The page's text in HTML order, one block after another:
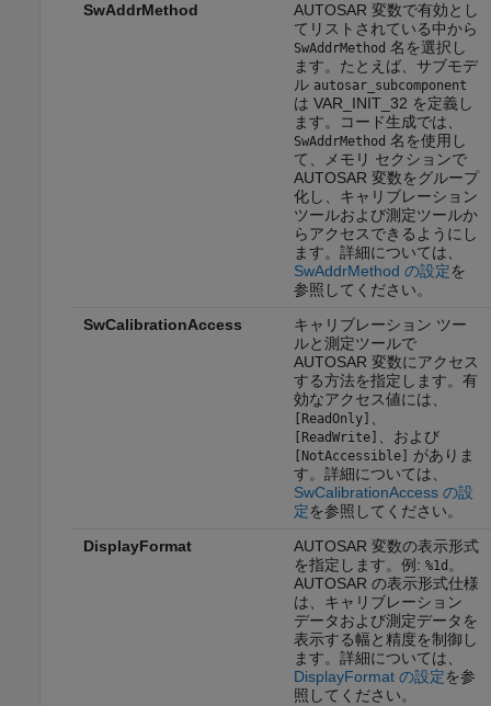
SwAddrMethod
AUTOSAR 変数で有効とし
てリストされている中から
SwAddrMethod 名を選択し
ます。たとえば、サブモデ
ル autosar_subcomponent
は VAR_INIT_32 を定義し
ます。コード生成では、
SwAddrMethod 名を使用し
て、メモリ セクションで
AUTOSAR 変数をグループ
化し、キャリブレーション
ツールおよび測定ツールか
らアクセスできるようにし
ます。詳細については、
SwAddrMethod の設定を
参照してください。
SwCalibrationAccess
キャリブレーション ツー
ルと測定ツールで
AUTOSAR 変数にアクセス
する方法を指定します。有
効なアクセス値には、
[ReadOnly] 、
[ReadWrite] 、および
[NotAccessible]
がありま
す。詳細については、
SwCalibrationAccess の設
定を参照してください。
DisplayFormat
AUTOSAR 変数の表示形式
を指定します。例: %1d 。
AUTOSAR の表示形式仕様
は、キャリブレーション
データおよび測定データを
表示する幅と精度を制御し
ます。詳細については、
DisplayFormat の設定を参
照してください。